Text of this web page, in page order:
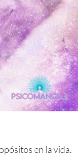
en la vida.